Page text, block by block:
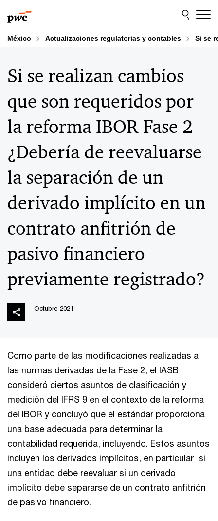
to
content
to
footer
México Actualizaciones regulatorias y contables Si se
Si se realizan cambios
que son requeridos por
la reforma IBOR Fase 2
¿Debería de reevaluarse
la separación de un
derivado implícito en un
contrato anfitrión de
pasivo financiero
previamente registrado?
Octubre 2021
Como parte de las modificaciones realizadas a
las normas derivadas de la Fase 2, el IASB
consideró ciertos asuntos de clasificación y
medición del IFRS 9 en el contexto de la reforma
del IBOR y concluyó que el estándar proporciona
una base adecuada para determinar la
contabilidad requerida, incluyendo. Estos asuntos
incluyen los derivados implícitos, en particular si
una entidad debe reevaluar si un derivado
implícito debe separarse de un contrato anfitrión
de pasivo financiero.